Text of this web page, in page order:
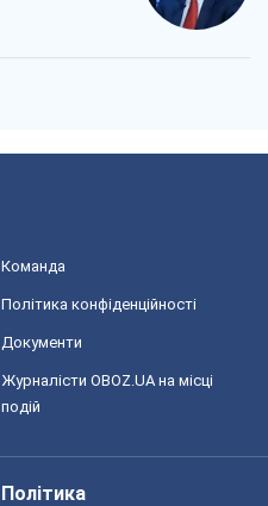
Команда
Політика конфіденційності
Документи
Журналісти OBOZ.UA на місці
подій
Політика